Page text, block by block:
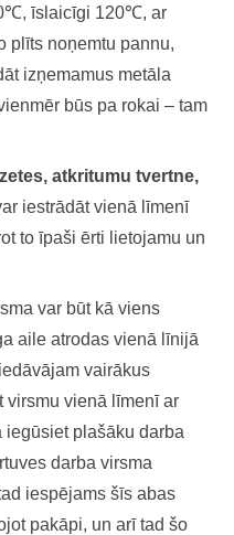
īslaicīgi 120℃, ar
plīts noņemtu pannu,
izņemamus metāla
būs pa rokai – tam
atkritumu tvertne,
iestrādāt vienā līmenī
to īpaši ērti lietojamu un
var būt kā viens
aile atrodas vienā līnijā
vairākus
virsmu vienā līmenī ar
plašāku darba
darba virsma
iespējams šīs abas
pakāpi, un arī tad šo